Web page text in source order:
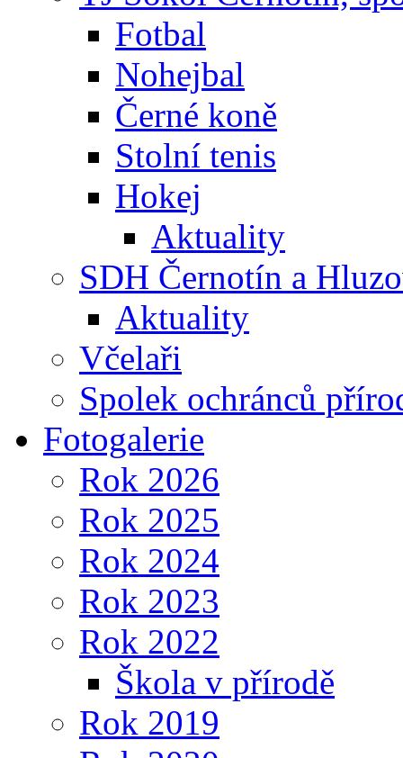
Fotbal
Nohejbal
Černé koně
Stolní tenis
Hokej
Aktuality
SDH Černotín a
Aktuality
Včelaři
Spolek ochránců
Fotogalerie
Rok 2026
Rok 2025
Rok 2024
Rok 2023
Rok 2022
Škola v přírodě
Rok 2019